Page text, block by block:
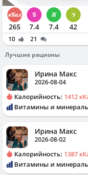
265 7.4 7.4 42
10
21
Лучшие рационы
Ирина Макс
2026-08-04
Калорийность: 1412
Витамины и
Ирина Макс
2026-08-02
Калорийность: 1387
Витамины и